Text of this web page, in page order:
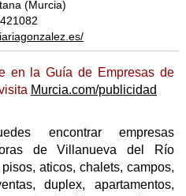
(Murcia)
en la Guía de Empresas de
Murcia.com/publicidad
encontrar empresas
de Villanueva del Río
aticos, chalets, campos,
duplex, apartamentos,